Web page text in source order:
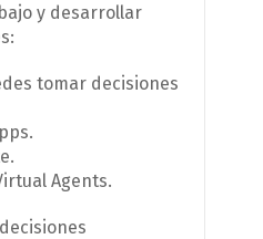
y desarrollar
tomar decisiones
Agents.